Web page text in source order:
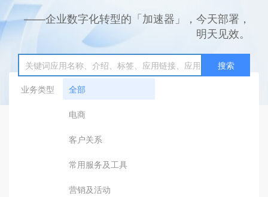
——企业数字化转型的「加速器」，今天部署，
明天见效。
搜索
业务类型
全部
电商
客户关系
常用服务及工具
营销及活动